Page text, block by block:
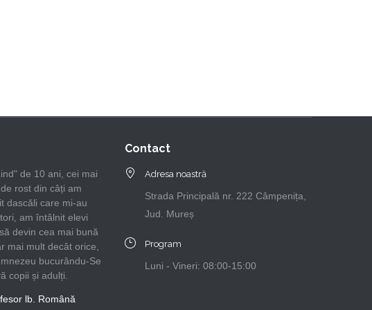
de 10 ani, cei mai
rost din câți am
dascăli care mi-au
am întâlnit elevi
devin cea mai bună
mai mult decât orice,
bucurându-Se
copii și adulți.
lb. Română
Contact
Adresa noastră
Strada Principală nr. 222 Câmpenița,
Jud. Mureș
Program
Luni - Vineri: 08:00-15:00